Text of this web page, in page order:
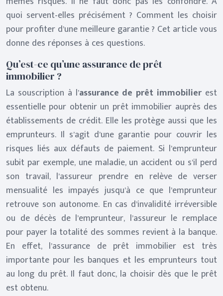
quoi servent-elles précisément ? Comment les choisir
pour profiter d’une meilleure garantie ? Cet article vous
donne des réponses à ces questions.
Qu’est-ce qu’une assurance de prêt
immobilier ?
La souscription à l’assurance de prêt immobilier est
essentielle pour obtenir un prêt immobilier auprès des
établissements de crédit. Elle les protège aussi que les
emprunteurs. Il s’agit d’une garantie pour couvrir les
risques liés aux défauts de paiement. Si l’emprunteur
subit par exemple, une maladie, un accident ou s’il perd
son travail, l’assureur prendre en relève de verser
mensualité les impayés jusqu’à ce que l’emprunteur
retrouve son autonome. En cas d’invalidité irréversible
ou de décès de l’emprunteur, l’assureur le remplace
pour payer la totalité des sommes revient à la banque.
En effet, l’assurance de prêt immobilier est très
importante pour les banques et les emprunteurs tout
au long du prêt. Il faut donc, la choisir dès que le prêt
est obtenu.